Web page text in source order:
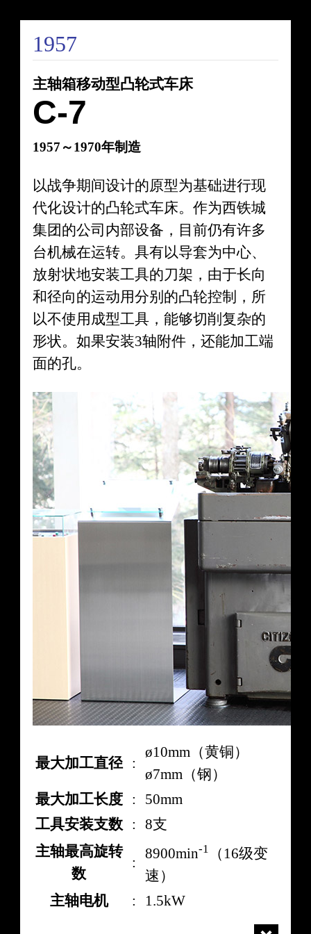
1957
主轴箱移动型凸轮式车床
C-7
1957～1970年制造
以战争期间设计的原型为基础进行现
代化设计的凸轮式车床。作为西铁城
集团的公司内部设备，目前仍有许多
台机械在运转。具有以导套为中心、
放射状地安装工具的刀架，由于长向
和径向的运动用分别的凸轮控制，所
以不使用成型工具，能够切削复杂的
形状。如果安装3轴附件，还能加工端
面的孔。
最大加工直径 :
ø10mm（黄铜）
ø7mm（钢）
最大加工长度
:
50mm
工具安装支数
:
8支
主轴最高旋转
数
:
8900min-1
（16级变
速）
主轴电机
: 1.5kW